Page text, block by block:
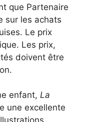
que Partenaire
sur les achats
Le prix
Les prix,
doivent être
enfant, La
une excellente